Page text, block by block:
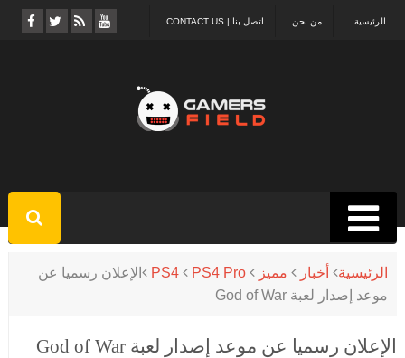
اتصل بنا | CONTACT US من نحن الرئيسية
الرئيسية أخبار مميز PS4 PS4 Pro
الإعلان رسميا عن
موعد إصدار لعبة God of War
الإعلان رسميا عن موعد إصدار لعبة God of War